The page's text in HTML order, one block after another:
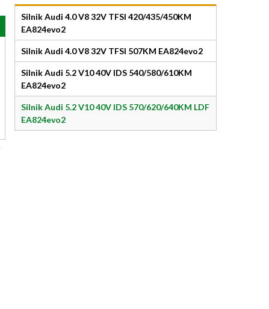
Silnik Audi 4.0 V8 32V TFSI 420/435/450KM
EA824evo2
Silnik Audi 4.0 V8 32V TFSI 507KM EA824evo2
Silnik Audi 5.2 V10 40V IDS 540/580/610KM
EA824evo2
Silnik Audi 5.2 V10 40V IDS 570/620/640KM LDF
EA824evo2